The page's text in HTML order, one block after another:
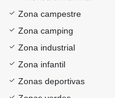
Zona campestre
Zona camping
Zona industrial
Zona infantil
Zonas deportivas